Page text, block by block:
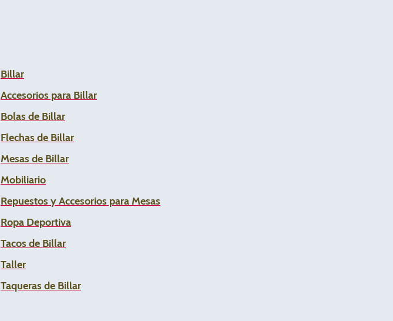
Billar
Accesorios para Billar
Bolas de Billar
Flechas de Billar
Mesas de Billar
Mobiliario
Repuestos y Accesorios para Mesas
Ropa Deportiva
Tacos de Billar
Taller
Taqueras de Billar